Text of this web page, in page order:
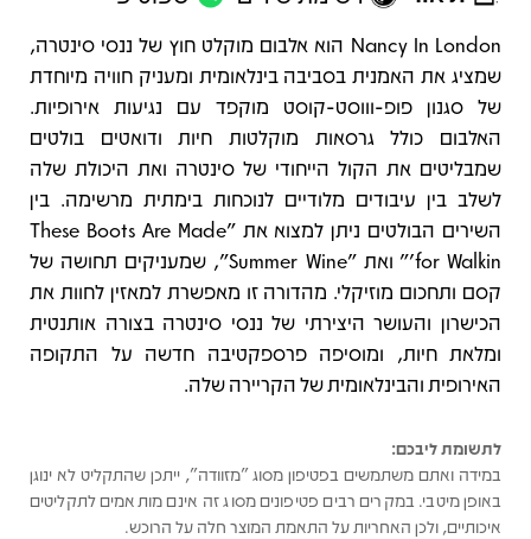
תיאור
Nancy In London הוא אלבום מוקלט חוץ של ננסי סינטרה,
שמציג את האמנית בסביבה בינלאומית ומעניק חוויה מיוחדת
של סגנון פופ-וווסט-קוסט מוקפד עם נגיעות אירופיות.
האלבום כולל גרסאות מוקלטות חיות ודואטים בולטים
שמבליטים את הקול הייחודי של סינטרה ואת היכולת שלה
לשלב בין עיבודים מלודיים לנוכחות בימתית מרשימה. בין
השירים הבולטים ניתן למצוא את "These Boots Are Made
for Walkin'" ואת "Summer Wine", שמעניקים תחושה של
קסם ותחכום מוזיקלי. מהדורה זו מאפשרת למאזין לחוות את
הכישרון והעושר היצירתי של ננסי סינטרה בצורה אותנטית
ומלאת חיות, ומוסיפה פרספקטיבה חדשה על התקופה
האירופית והבינלאומית של הקריירה שלה.
לתשומת ליבכם:
במידה ואתם משתמשים בפטיפון מסוג "מזוודה", ייתכן שהתקליט לא ינוגן
באופן מיטבי. במקרים רבים פטיפונים מסוג זה אינם מותאמים לתקליטים
איכותיים, ולכן האחריות על התאמת המוצר חלה על הרוכש.